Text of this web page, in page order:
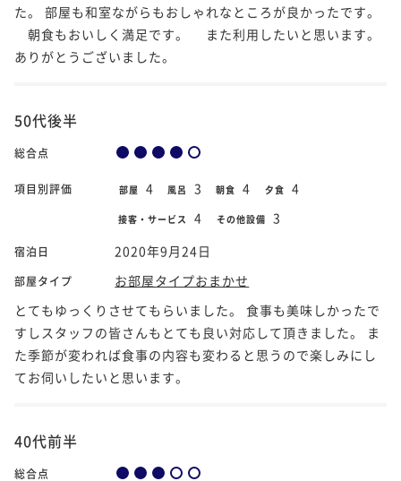
た。 部屋も和室ながらもおしゃれなところが良かったです。
朝食もおいしく満足です。 また利用したいと思います。
ありがとうございました。
50代後半
総合点
項目別評価 部屋 4 風呂 3 朝食 4 夕食 4
接客・サービス 4 その他設備 3
宿泊日 2020年9月24日
部屋タイプ
お部屋タイプおまかせ
とてもゆっくりさせてもらいました。 食事も美味しかったで
すしスタッフの皆さんもとても良い対応して頂きました。 ま
た季節が変われば食事の内容も変わると思うので楽しみにし
てお伺いしたいと思います。
40代前半
総合点